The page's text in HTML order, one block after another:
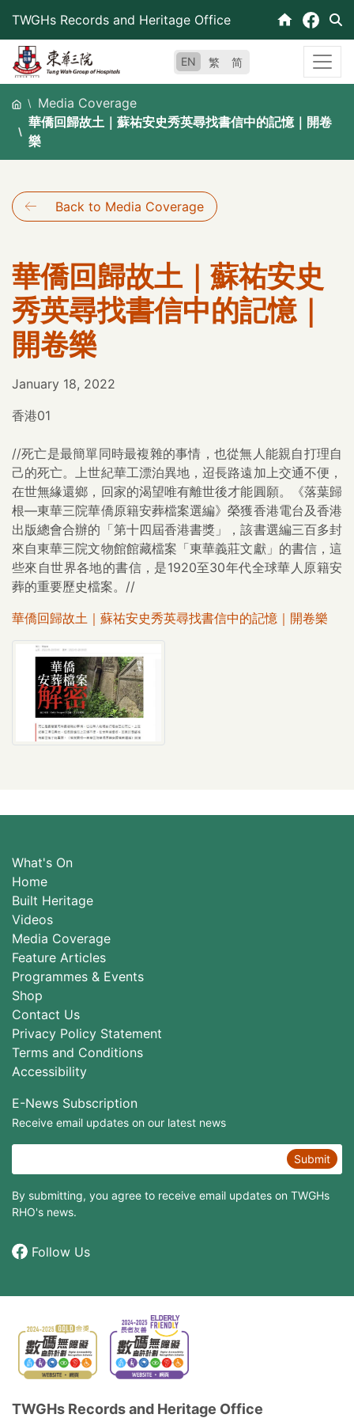
content
TWGHs Records and Heritage Office
EN 繁 简
Media Coverage
華僑回歸故土｜蘇祐安史秀英尋找書信中的記憶｜開卷
樂
Back to Media Coverage
華僑回歸故土｜蘇祐安史
秀英尋找書信中的記憶｜
開卷樂
January 18, 2022
香港01
//死亡是最簡單同時最複雜的事情，也從無人能親自打理自
己的死亡。上世紀華工漂泊異地，迢長路遠加上交通不便，
在世無緣還鄉，回家的渴望唯有離世後才能圓願。《落葉歸
根—東華三院華僑原籍安葬檔案選編》榮獲香港電台及香港
出版總會合辦的「第十四屆香港書獎」，該書選編三百多封
來自東華三院文物館館藏檔案「東華義莊文獻」的書信，這
些來自世界各地的書信，是1920至30年代全球華人原籍安
葬的重要歷史檔案。//
華僑回歸故土｜蘇祐安史秀英尋找書信中的記憶｜開卷樂
What's On
Home
Built Heritage
Videos
Media Coverage
Feature Articles
Programmes & Events
Shop
Contact Us
Privacy Policy Statement
Terms and Conditions
Accessibility
E-News Subscription
Receive email updates on our latest news
Submit
By submitting, you agree to receive email updates on TWGHs
RHO's news.
Follow Us
TWGHs Records and Heritage Office